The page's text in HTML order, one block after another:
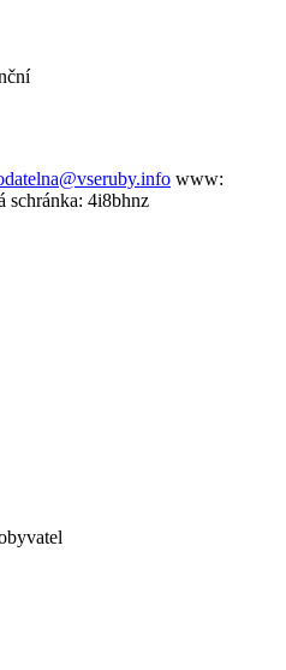
www:
schránka: 4i8bhnz